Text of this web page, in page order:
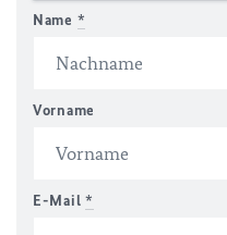
Name *
Vorname
E-Mail *